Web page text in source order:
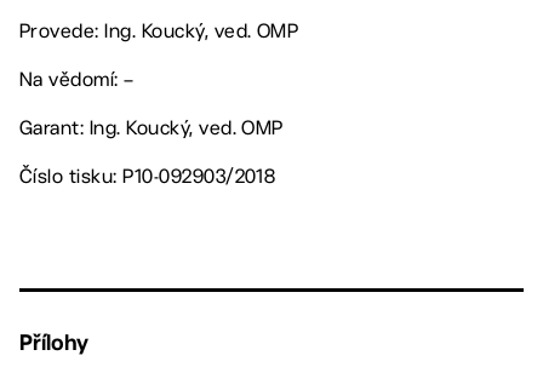
Provede: Ing. Koucký, ved. OMP
Na vědomí: –
Garant: Ing. Koucký, ved. OMP
Číslo tisku: P10-092903/2018
Přílohy